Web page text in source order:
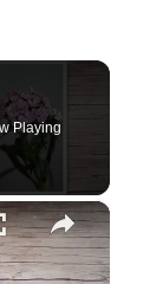
Playing
×